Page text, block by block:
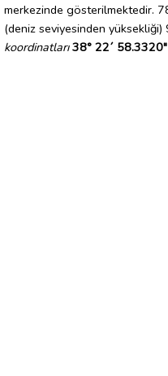
merkezinde gösterilmektedir.
(deniz seviyesinden yüksekliği)
koordinatları 38° 22´